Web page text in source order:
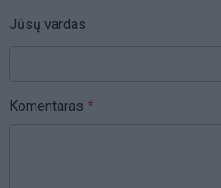
Jūsų vardas
Komentaras